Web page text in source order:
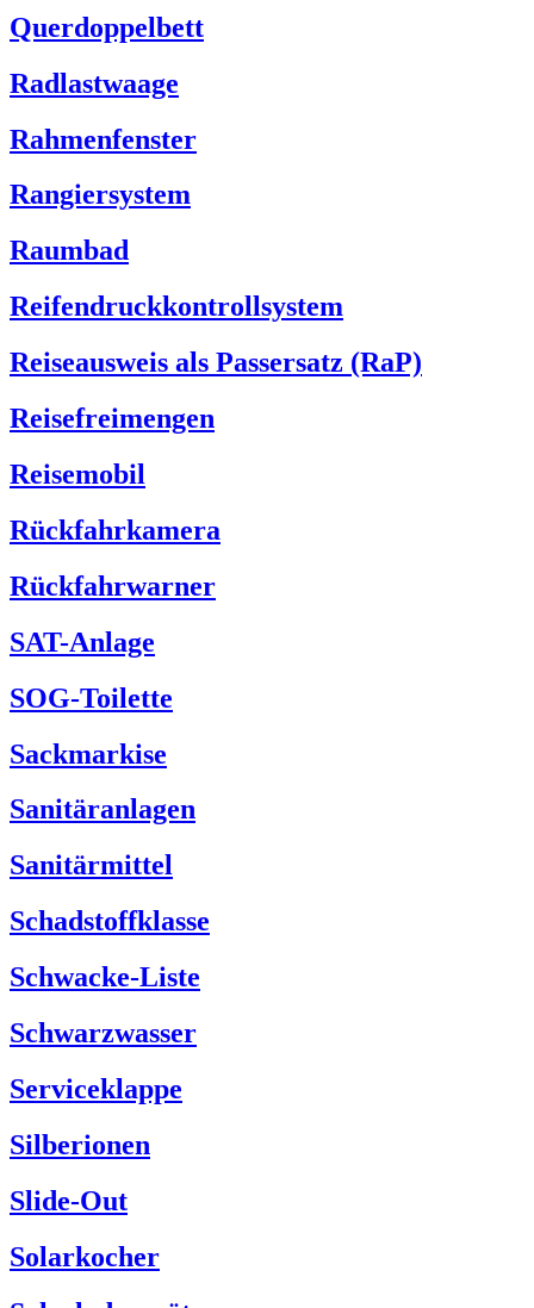
Querdoppelbett
Radlastwaage
Rahmenfenster
Rangiersystem
Raumbad
Reifendruckkontrollsystem
Reiseausweis als Passersatz (RaP)
Reisefreimengen
Reisemobil
Rückfahrkamera
Rückfahrwarner
SAT-Anlage
SOG-Toilette
Sackmarkise
Sanitäranlagen
Sanitärmittel
Schadstoffklasse
Schwacke-Liste
Schwarzwasser
Serviceklappe
Silberionen
Slide-Out
Solarkocher